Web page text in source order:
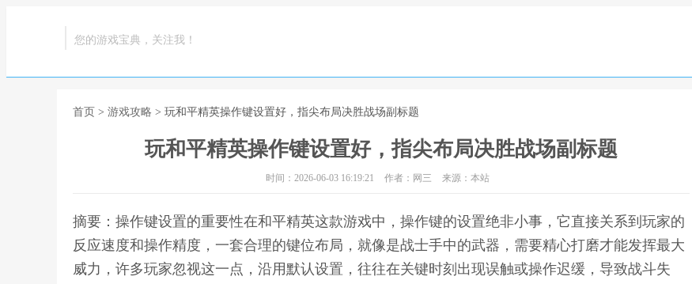
您的游戏宝典，关注我！
首页 > 游戏攻略 > 玩和平精英操作键设置好，指尖布局决胜战场副标题
玩和平精英操作键设置好，指尖布局决胜战场副标题
时间：2026-06-03 16:19:21 作者：网三 来源：本站
摘要：操作键设置的重要性在和平精英这款游戏中，操作键的设置绝非小事，它直接关系到玩家的
反应速度和操作精度，一套合理的键位布局，就像是战士手中的武器，需要精心打磨才能发挥最大
威力，许多玩家忽视这一点，沿用默认设置，往往在关键时刻出现误触或操作迟缓，导致战斗失